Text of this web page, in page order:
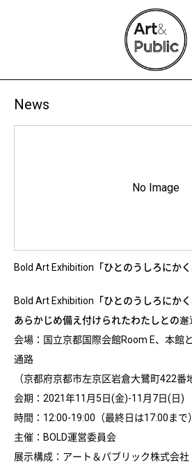
News
No Image
Bold Art Exhibition「ひとのうしろにかく
Bold Art Exhibition 「ひとのうしろにか
あらかじめ備え付けられたわたしとの邂
会場：国立京都国際会館Room E、本館
通路
（京都府京都市左京区岩倉大鷺町422番
会期：2021年11月5日(金)-11月7日(日)
時間：12:00-19:00（最終日は17:00まで
主催：BOLD運営委員会
展示構成：アート＆パブリック株式会社